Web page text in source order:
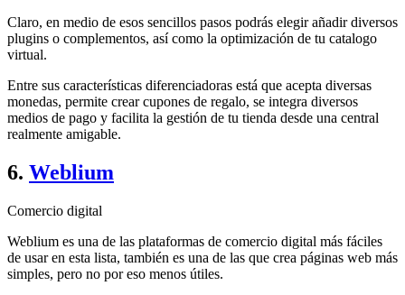
Claro, en medio de esos sencillos pasos podrás elegir añadir diversos
plugins o complementos, así como la optimización de tu catalogo
virtual.
Entre sus características diferenciadoras está que acepta diversas
monedas, permite crear cupones de regalo, se integra diversos
medios de pago y facilita la gestión de tu tienda desde una central
realmente amigable.
6. Weblium
Comercio digital
Weblium es una de las plataformas de comercio digital más fáciles
de usar en esta lista, también es una de las que crea páginas web más
simples, pero no por eso menos útiles.